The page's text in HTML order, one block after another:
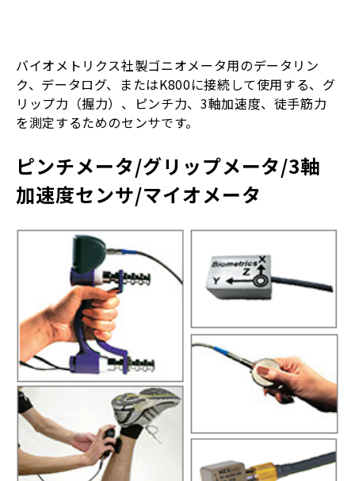
バイオメトリクス社製ゴニオメータ用のデータリン
ク、データログ、またはK800に接続して使用する、グ
リップ力（握力）、ピンチ力、3軸加速度、徒手筋力
を測定するためのセンサです。
ピンチメータ/グリップメータ/3軸
加速度センサ/マイオメータ